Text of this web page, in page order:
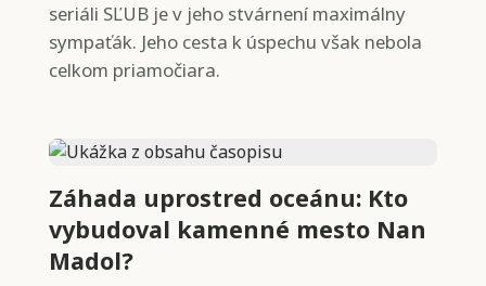
seriáli SĽUB je v jeho stvárnení maximálny
sympaťák. Jeho cesta k úspechu však nebola
celkom priamočiara.
Záhada uprostred oceánu: Kto
vybudoval kamenné mesto Nan
Madol?